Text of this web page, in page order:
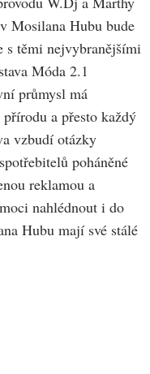
Mosilana Hubu bude
s těmi nejvybranějšími
Móda 2.1
průmysl má
a přesto každý
vzbudí otázky
poháněné
reklamou a
nahlédnout i do
Hubu mají své stálé